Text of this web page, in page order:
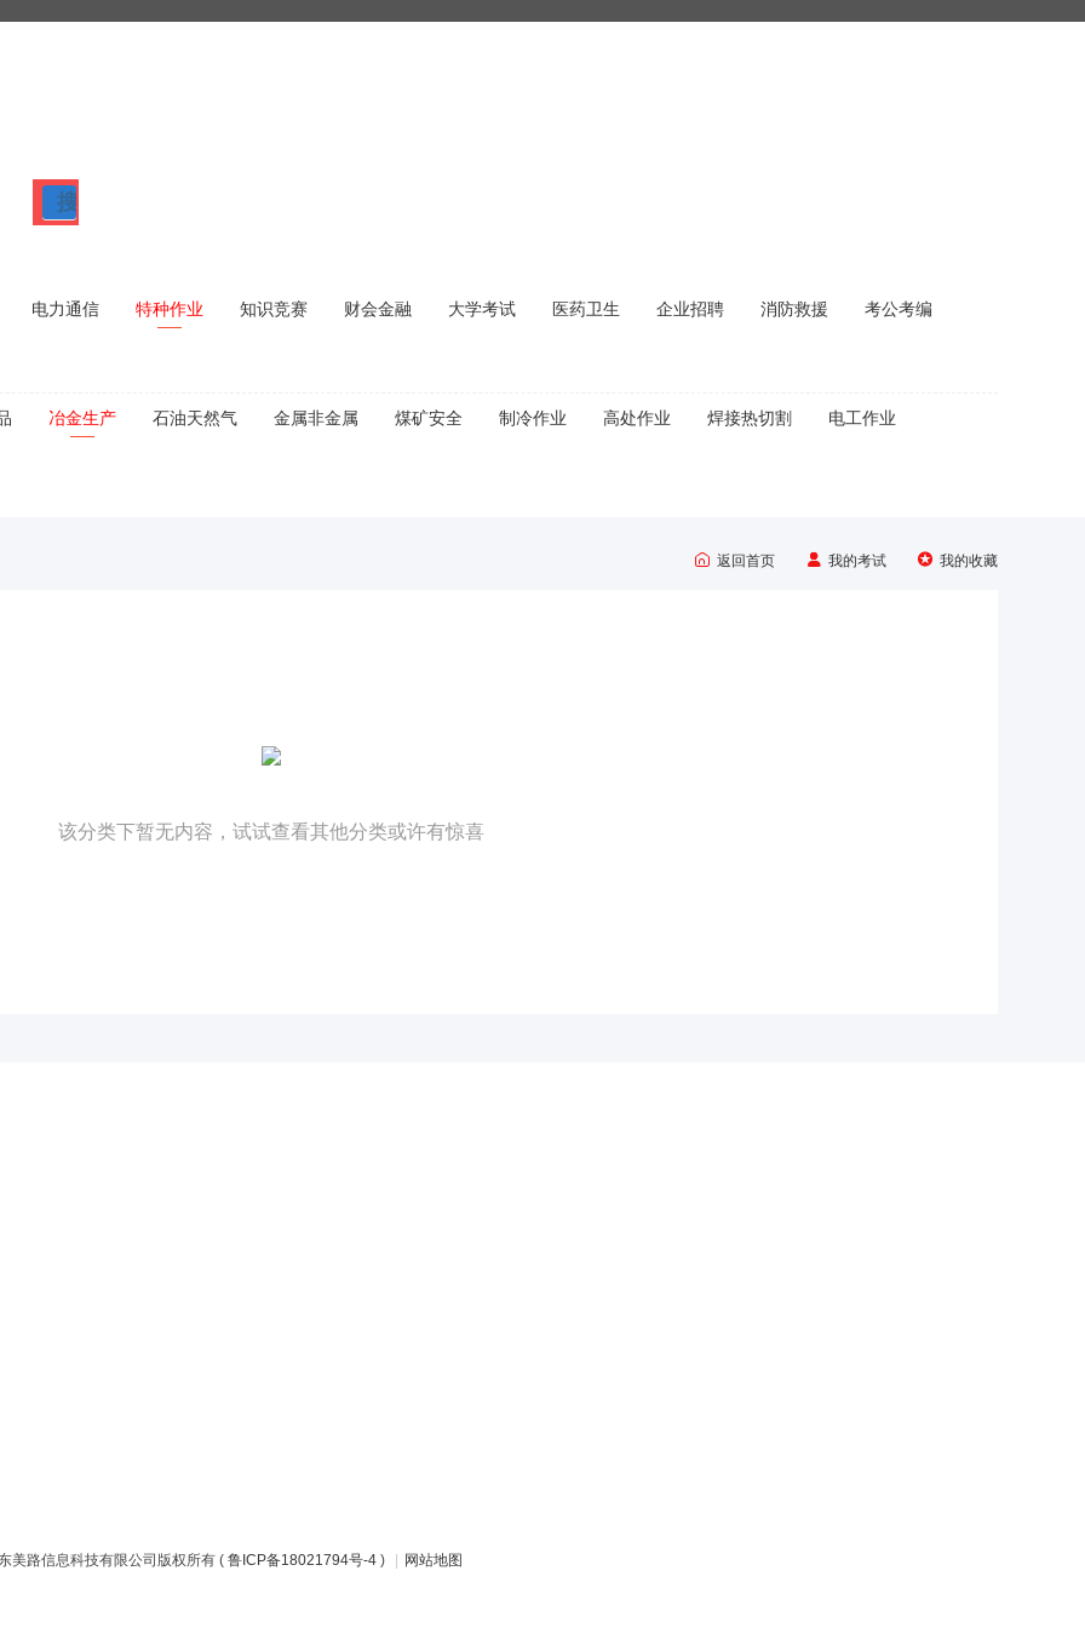
搜
电力通信 特种作业 知识竞赛 财会金融 大学考试 医药卫生 企业招聘 消防救援 考公考编
冶金生产 石油天然气 金属非金属 煤矿安全 制冷作业 高处作业 焊接热切割 电工作业
 返回首页  我的考试  我的收藏
该分类下暂无内容，试试查看其他分类或许有惊喜
美路信息科技有限公司版权所有 ( 鲁ICP备18021794号-4 ) 网站地图